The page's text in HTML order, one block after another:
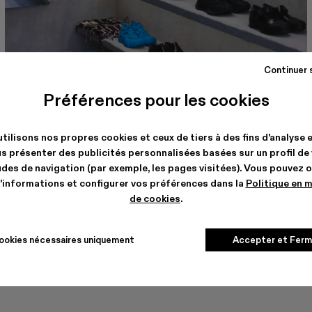
Préférences pour les cookies
nos propres cookies et ceux de tiers à des fins d'analyse
présenter des publicités personnalisées basées sur un profil de
de navigation (par exemple, les pages visitées). Vous pouvez
et configurer vos préférences dans la Politique en
de cookies.
nécessaires uniquement
Continuer
Accepter et
CAMPERLAB BERLIN
10119, Berlin
Consulter les détails de la boutique